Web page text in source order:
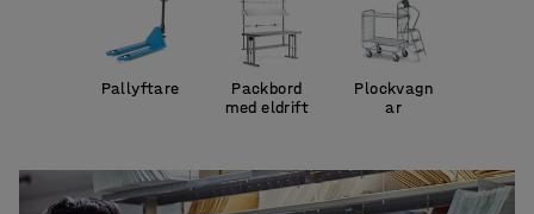
Pallyftare
Packbord
med eldrift
Plockvagn
ar